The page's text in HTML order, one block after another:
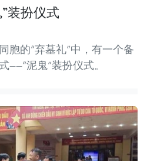
装扮仪式
胞的“弃墓礼”中，有一个备
——“泥鬼”装扮仪式。